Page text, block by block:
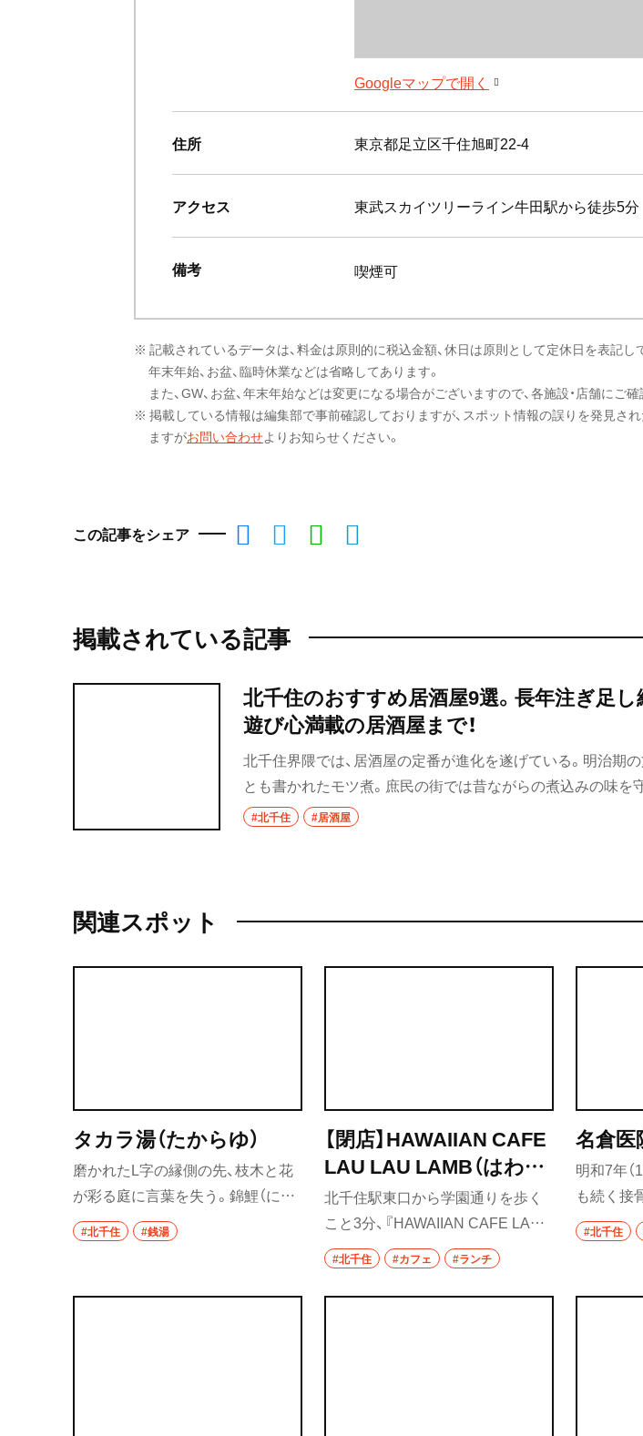
Googleマップで開く
住所 東京都足立区千住旭町22-4
アクセス 東武スカイツリーライン牛田駅から徒歩5分
備考 喫煙可
※ 記載されているデータは、料金は原則的に税込金額、休日は原則として定休日を表記し
年末年始、お盆、臨時休業などは省略してあります。
また、GW、お盆、年末年始などは変更になる場合がございますので、各施設・店舗にご確
※ 掲載している情報は編集部で事前確認しておりますが、スポット情報の誤りを発見さ
ますがお問い合わせよりお知らせください。
この記事をシェア
掲載されている記事
北千住のおすすめ居酒屋9選。長年注ぎ足
遊び心満載の居酒屋まで！
北千住界隈では、居酒屋の定番が進化を遂げている。明治期の
とも書かれたモツ煮。庶民の街では昔ながらの煮込みの味を
で、“洋”の要素を加え、新たな煮込みを出す店もある。路地の
#北千住 #居酒屋
関連スポット
タカラ湯（たからゆ）
磨かれたL字の縁側の先、枝木と花
が彩る庭に言葉を失う。錦鯉（にし
きごい）が泳ぎ回り、池の水音、風鈴
の音が耳に涼しく、吊り行灯（あん
縁側”と称されるだけあり、旅館の
#北千住 #銭湯
【閉店】HAWAIIAN CAFE
LAU LAU LAMB（はわい
あんかふぇ らう らう ら
む）
北千住駅東口から学園通りを歩く
こと3分、『HAWAIIAN CAFE LAU
LAU LAMB』がある。ランチはご飯
ものとハンバーガーがあり、なかで
もデミグラス煮込みのラムロコモ
#北千住 #カフェ #ランチ
名倉医
明和7年（
も続く接
を受ける
訪れた、
業をして
#北千住